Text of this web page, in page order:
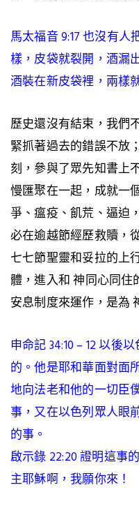
馬太福音 9:17 也沒有
樣，皮袋就裂開，酒漏
酒裝在新皮袋裡，兩樣
歷史還沒有結束，我們
緊抓著過去的錯誤不放
刻，參與了眾先知書上
慢匯聚在一起，成就一
爭、瘟疫、飢荒、逼迫
必在逾越節經歷救贖，
七七節聖靈和妥拉的上
體，進入和 神同心同
安息制度來運作，是為
申命記 34:10 – 12 以後以
的。他是耶和華面對面
地向法老和他的一切臣
事，又在以色列眾人眼
的事。
啟示錄 22:20 證明這事
主耶穌啊，我願你來！